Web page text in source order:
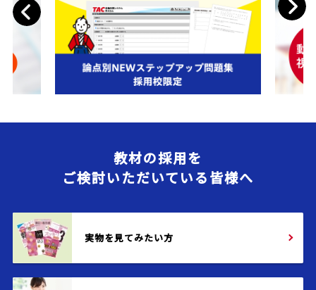
Previous
Next
教材の採用を
ご検討いただいている皆様へ
実物を見てみたい方